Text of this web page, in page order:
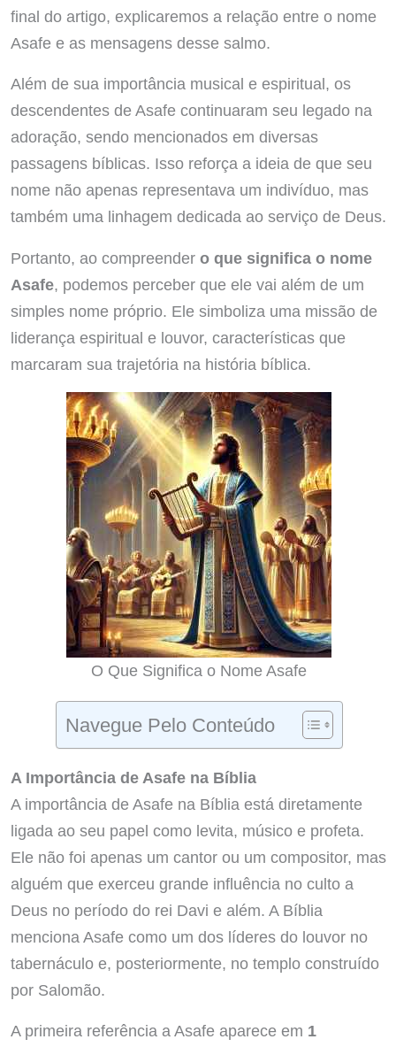
final do artigo, explicaremos a relação entre o nome
Asafe e as mensagens desse salmo.
Além de sua importância musical e espiritual, os
descendentes de Asafe continuaram seu legado na
adoração, sendo mencionados em diversas
passagens bíblicas. Isso reforça a ideia de que seu
nome não apenas representava um indivíduo, mas
também uma linhagem dedicada ao serviço de Deus.
Portanto, ao compreender o que significa o nome
Asafe, podemos perceber que ele vai além de um
simples nome próprio. Ele simboliza uma missão de
liderança espiritual e louvor, características que
marcaram sua trajetória na história bíblica.
O Que Significa o Nome Asafe
Navegue Pelo Conteúdo
A Importância de Asafe na Bíblia
A importância de Asafe na Bíblia está diretamente
ligada ao seu papel como levita, músico e profeta.
Ele não foi apenas um cantor ou um compositor, mas
alguém que exerceu grande influência no culto a
Deus no período do rei Davi e além. A Bíblia
menciona Asafe como um dos líderes do louvor no
tabernáculo e, posteriormente, no templo construído
por Salomão.
A primeira referência a Asafe aparece em 1